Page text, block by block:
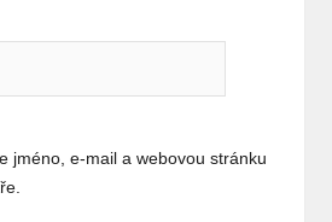
jméno, e-mail a webovou stránku